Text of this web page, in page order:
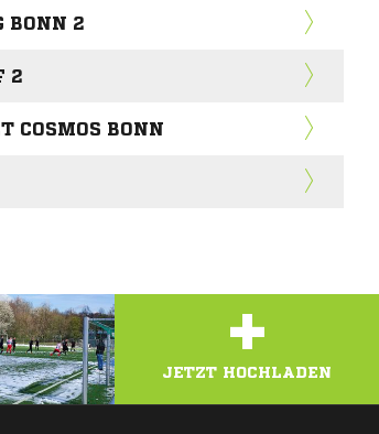
BONN 2
2
COSMOS BONN
+
JETZT HOCHLADEN